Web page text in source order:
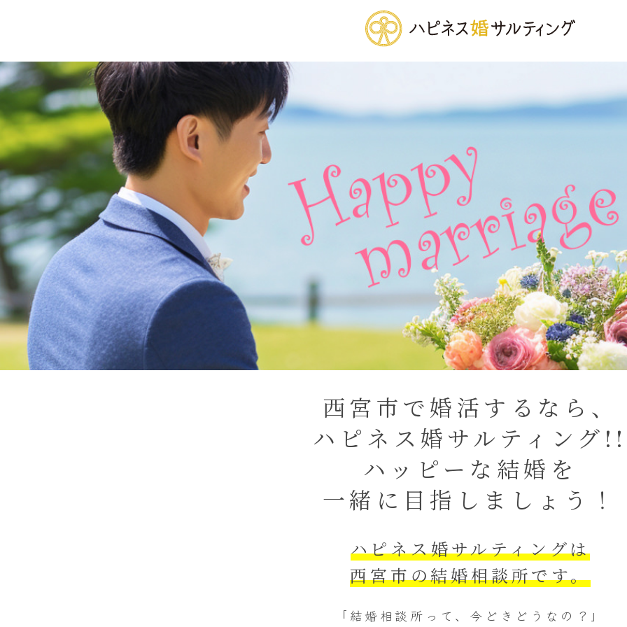
西宮市で婚活するなら、
ハピネス婚サルティング!!
ハッピーな結婚を
一緒に目指しましょう！
ハピネス婚サルティングは
西宮市の結婚相談所です。
「結婚相談所って、今どきどうなの？」